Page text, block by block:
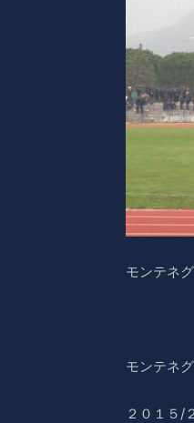
モンテネ
モンテネ
２０１５/